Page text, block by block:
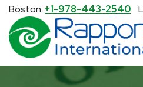
Search Rapport
There are no
Boston: +1-978-443-2540